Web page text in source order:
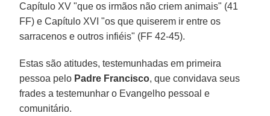
Capítulo XV "que os irmãos não criem animais" (41
FF) e Capítulo XVI "os que quiserem ir entre os
sarracenos e outros infiéis" (FF 42-45).
Estas são atitudes, testemunhadas em primeira
pessoa pelo Padre Francisco, que convidava seus
frades a testemunhar o Evangelho pessoal e
comunitário.